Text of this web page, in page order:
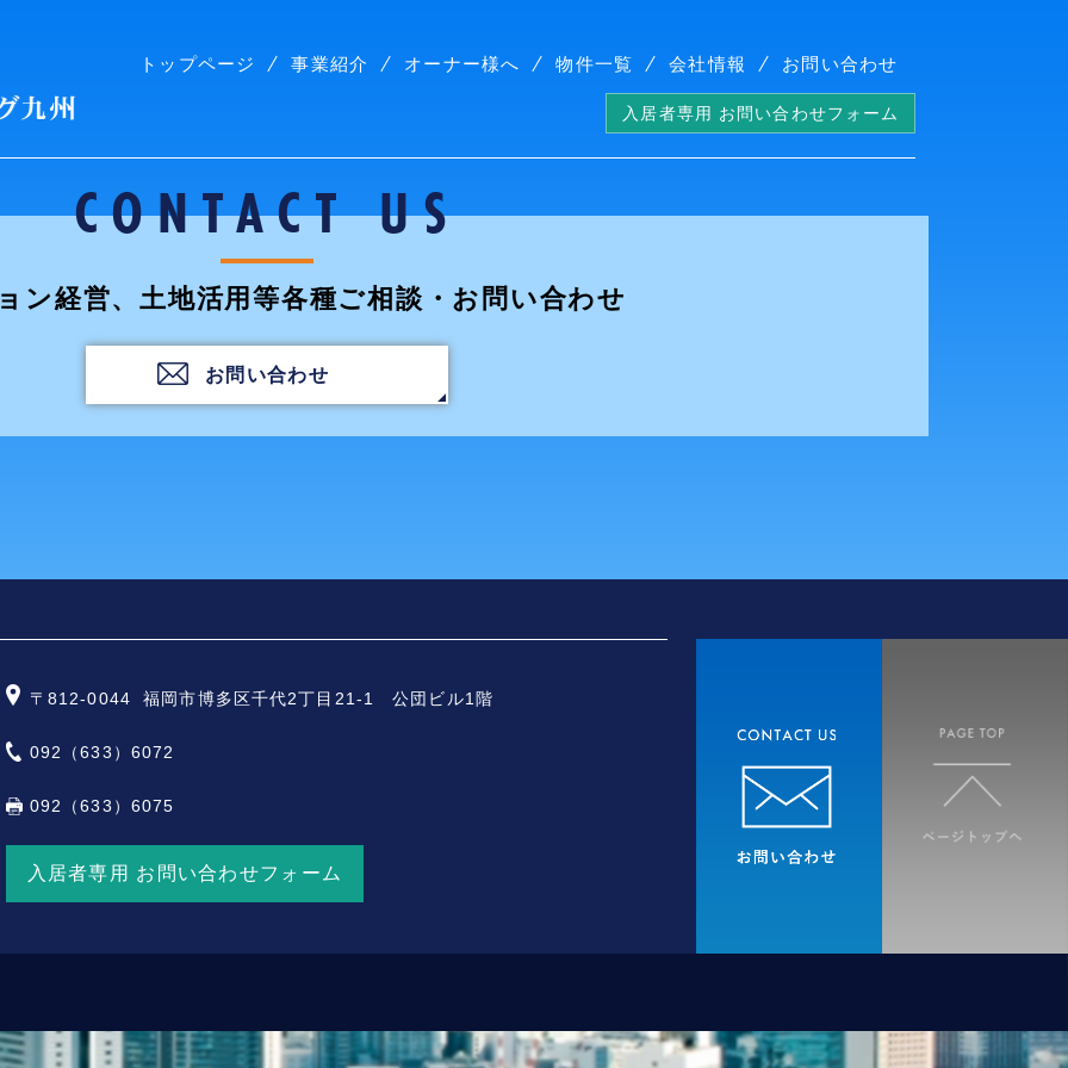
株式会社コープリビング九州
トップページ 事業紹介 オーナー様へ 物件一覧 会社情報 お問い合わせ
入居者専用 お問い合わせフォーム
CONTACT US
ン経営、土地活用等各種ご相談・お問い合わせ
お問い合わせ
〒812-0044 福岡市博多区千代2丁目21-1 公団ビル1階
092（633）6072
092（633）6075
入居者専用 お問い合わせフォーム